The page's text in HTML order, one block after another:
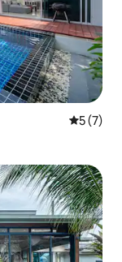
5 de
5 (7)